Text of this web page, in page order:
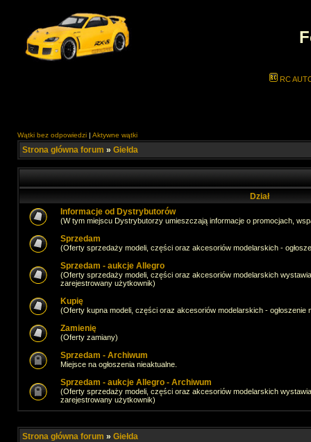
RC
Wątki bez odpowiedzi | Aktywne wątki
Strona główna forum » Giełda
Dział
Informacje od Dystrybutorów
(W tym miejscu Dystrybutorzy umieszczają informacje o promocjach,
Sprzedam
(Oferty sprzedaży modeli, części oraz akcesoriów modelarskich -
Sprzedam - aukcje Allegro
(Oferty sprzedaży modeli, części oraz akcesoriów modelarskich
zarejestrowany użytkownik)
Kupię
(Oferty kupna modeli, części oraz akcesoriów modelarskich -
Zamienię
(Oferty zamiany)
Sprzedam - Archiwum
Miejsce na ogłoszenia nieaktualne.
Sprzedam - aukcje Allegro - Archiwum
(Oferty sprzedaży modeli, części oraz akcesoriów modelarskich
zarejestrowany użytkownik)
Strona główna forum » Giełda